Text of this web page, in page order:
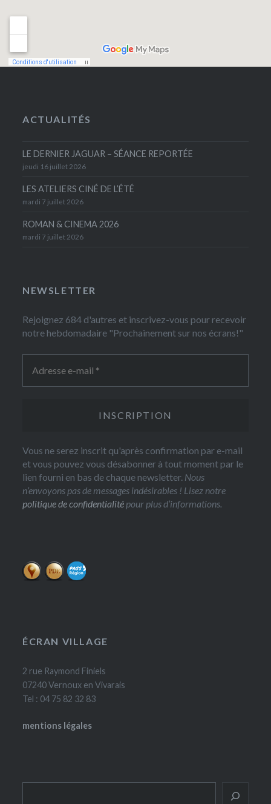
ACTUALITÉS
LE DERNIER JAGUAR – SÉANCE REPORTÉE
jeudi 16 juillet 2026
LES ATELIERS CINÉ DE L’ÉTÉ
mardi 7 juillet 2026
ROMAN & CINEMA 2026
mardi 7 juillet 2026
NEWSLETTER
Rejoignez 684 d'autres et inscrivez-vous pour recevoir
notre hebdomadaire "Prochainement sur nos écrans!"
Vous ne serez inscrit qu'après confirmation par e-mail
et vous pouvez vous désabonner à tout moment par le
lien fourni en bas de chaque newsletter. Nous
n’envoyons pas de messages indésirables ! Lisez notre
politique de confidentialité pour plus d’informations.
ÉCRAN VILLAGE
2 rue Raymond Finiels
07240 Vernoux en Vivarais
Tel : 04 75 82 32 83
mentions légales